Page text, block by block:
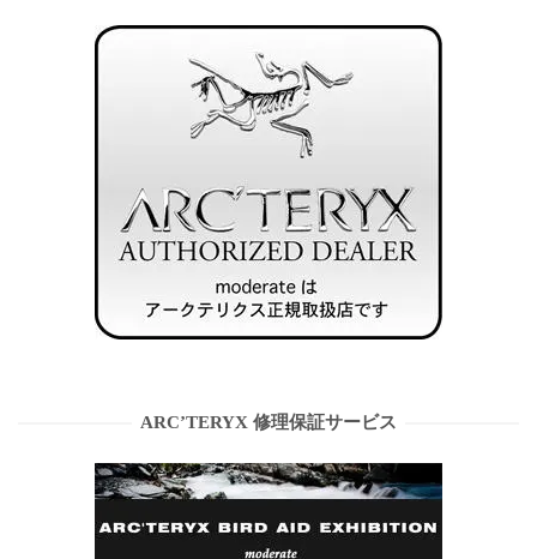
ARC’TERYX 修理保証サービス